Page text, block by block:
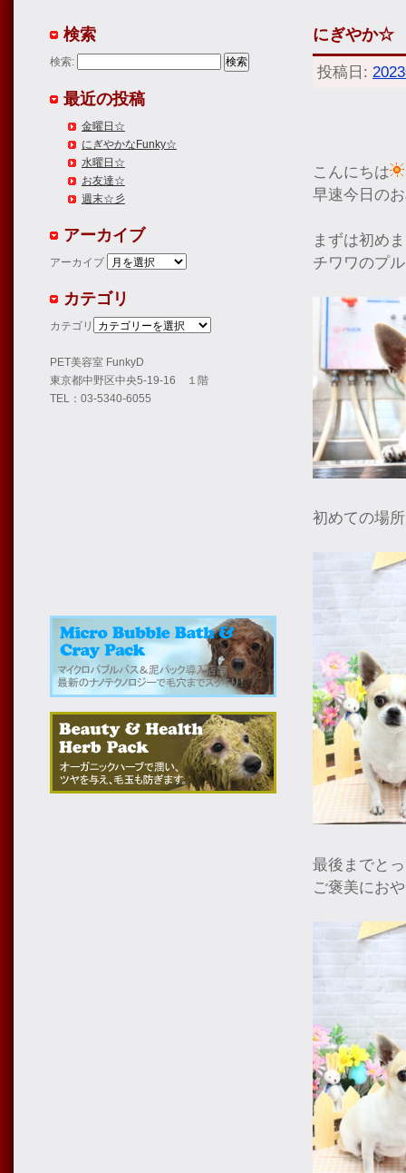
にぎやか☆
投稿日:
こんにちは
早速今日の
まずは初め
チワワのプ
初めての場
最後までと
ご褒美にお
検索
検索:
最近の投稿
金曜日☆
にぎやかなFunky☆
水曜日☆
お友達☆
週末☆彡
アーカイブ
アーカイブ
カテゴリ
カテゴリ
PET美容室 FunkyD
東京都中野区中央5-19-16 １階
TEL：03-5340-6055